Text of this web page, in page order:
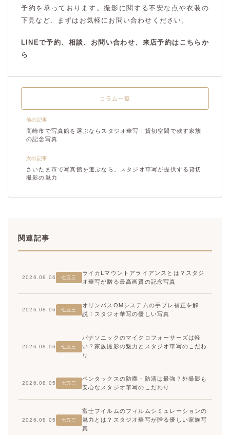
予約を承っております。撮影に関する不安な点や衣装の
下見など、まずはお気軽にお問い合わせください。
LINEで予約、相談、お問い合わせ、来店予約はこちらか
ら
前の記事
高崎市で写真館を選ぶならスタジオ華写｜貸切空間で残す家族
の記念写真
コラム一覧
次の記事
さいたま市で写真館を選ぶなら。スタジオ華写が提供する貸切
撮影の魅力
関連記事
2026.08.06 七五三
ライカLマウントアライアンスとは？スタジ
オ華写が贈る最高画質の記念写真
2026.08.06 七五三
オリンパスOMシステムの手ブレ補正を解
説！スタジオ華写の優しい写真
2026.08.06 七五三
パナソニックのマイクロフォーサーズは軽
い？家族撮影の魅力とスタジオ華写のこだわ
り
2026.08.05 七五三
ペンタックスの防塵・防滴は最強？外撮影も
安心なスタジオ華写のこだわり
2026.08.05 七五三
富士フイルムのフィルムシミュレーションの
魅力とは？スタジオ華写が贈る優しい家族写
真